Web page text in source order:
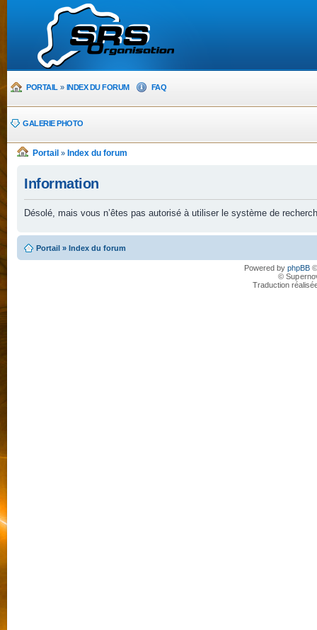
PORTAIL » INDEX DU FORUM FAQ
GALERIE PHOTO
Portail » Index du forum
Information
Désolé, mais vous n’êtes pas autorisé à utiliser le système de
Portail » Index du forum
Powered by phpBB
©
Traduction